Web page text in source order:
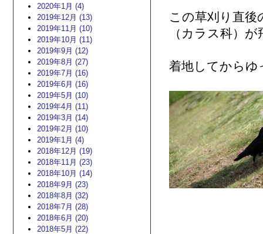
2020年1月 (4)
2019年12月 (13)
2019年11月 (10)
2019年10月 (11)
2019年9月 (12)
2019年8月 (27)
2019年7月 (16)
2019年6月 (16)
2019年5月 (10)
2019年4月 (11)
2019年3月 (14)
2019年2月 (10)
2019年1月 (4)
2018年12月 (19)
2018年11月 (23)
2018年10月 (14)
2018年9月 (23)
2018年8月 (32)
2018年7月 (28)
2018年6月 (20)
2018年5月 (22)
この草刈り直
（カラス科）
着地してから